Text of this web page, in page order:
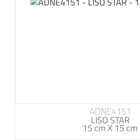
ADNE4151
LISO STAR
15 cm X 15 cm